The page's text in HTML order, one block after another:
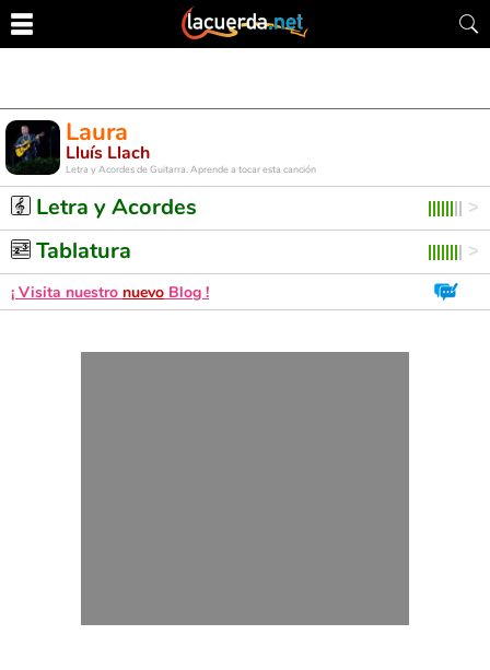
Laura
Lluís Llach
Letra y Acordes de Guitarra. Aprende a tocar esta canción
Letra y Acordes
Tablatura
¡ Visita nuestro nuevo Blog !